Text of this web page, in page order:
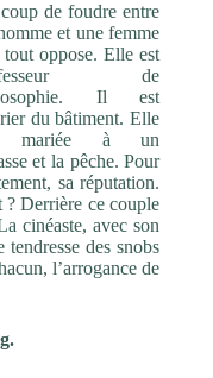
de foudre entre
et une femme
tout oppose. Elle est
de
Il est
du bâtiment. Elle
mariée à un
et la pêche. Pour
sa réputation.
? Derrière ce couple
cinéaste, avec son
des snobs
l’arrogance de